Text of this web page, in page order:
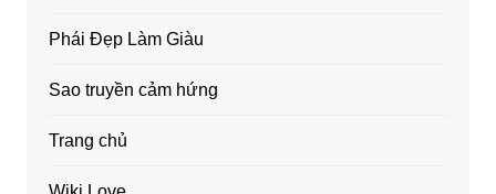
Phái Đẹp Làm Giàu
Sao truyền cảm hứng
Trang chủ